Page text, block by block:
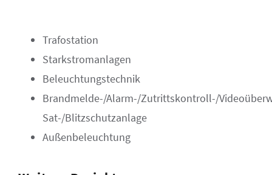
Trafostation
Starkstromanlagen
Beleuchtungstechnik
Brandmelde-/Alarm-/Zutrittskontroll-/
Sat-/Blitzschutzanlage
Außenbeleuchtung